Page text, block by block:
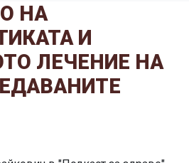
НА
И
ЛЕЧЕНИЕ НА